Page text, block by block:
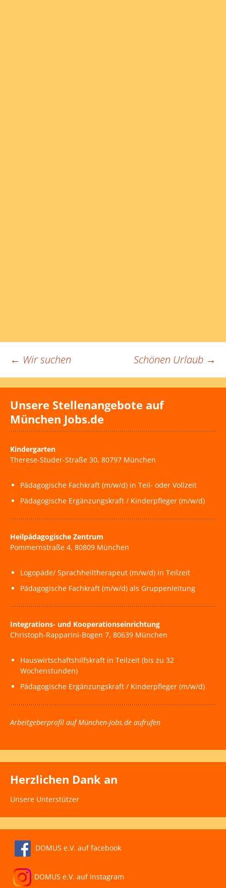
Beitragsnavigation
← Wir suchen Schönen Urlaub →
Unsere Stellenangebote auf
München Jobs.de
Kindergarten
Therese-Studer-Straße 30, 80797 München
Pädagogische Fachkraft (m/w/d) in Teil- oder Vollzeit
Pädagogische Ergänzungskraft / Kinderpfleger (m/w/d)
Heilpädagogische Zentrum
Pommernstraße 4, 80809 München
Logopäde/ Sprachheiltherapeut (m/w/d) in Teilzeit
Pädagogische Fachkraft (m/w/d) als Gruppenleitung
Integrations- und Kooperationseinrichtung
Christoph-Rapparini-Bogen 7, 80639 München
Hauswirtschaftshilfskraft in Teilzeit (bis zu 32
Wochenstunden)
Pädagogische Ergänzungskraft / Kinderpfleger (m/w/d)
Arbeitgeberprofil auf München-Jobs.de aufrufen
Herzlichen Dank an
Unsere Unterstützer
DOMUS e.V. auf facebook
DOMUS e.V. auf Instagram